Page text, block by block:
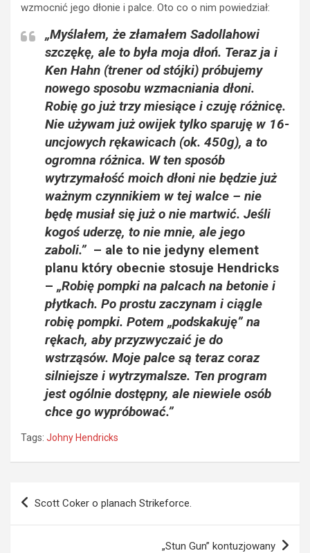
wzmocnić jego dłonie i palce. Oto co o nim powiedział:
„Myślałem, że złamałem Sadollahowi
szczękę, ale to była moja dłoń. Teraz ja i
Ken Hahn (trener od stójki) próbujemy
nowego sposobu wzmacniania dłoni.
Robię go już trzy miesiące i czuję różnicę.
Nie używam już owijek tylko sparuję w 16-
uncjowych rękawicach (ok. 450g), a to
ogromna różnica. W ten sposób
wytrzymałość moich dłoni nie będzie już
ważnym czynnikiem w tej walce – nie
będę musiał się już o nie martwić. Jeśli
kogoś uderzę, to nie mnie, ale jego
zaboli.” – ale to nie jedyny element
planu który obecnie stosuje Hendricks
– „Robię pompki na palcach na betonie i
płytkach. Po prostu zaczynam i ciągle
robię pompki. Potem „podskakuję” na
rękach, aby przyzwyczaić je do
wstrząsów. Moje palce są teraz coraz
silniejsze i wytrzymalsze. Ten program
jest ogólnie dostępny, ale niewiele osób
chce go wypróbować.”
Tags: Johny Hendricks
Nawigacja
Scott Coker o planach Strikeforce.
„Stun Gun” kontuzjowany